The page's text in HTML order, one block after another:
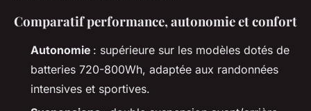
Comparatif performance, autonomie et confort
Autonomie : supérieure sur les modèles dotés de
batteries 720-800Wh, adaptée aux randonnées
intensives et sportives.